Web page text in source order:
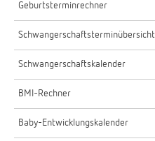
Geburtsterminrechner
Schwangerschaftsterminübersicht
Schwangerschaftskalender
BMI-Rechner
Baby-Entwicklungskalender